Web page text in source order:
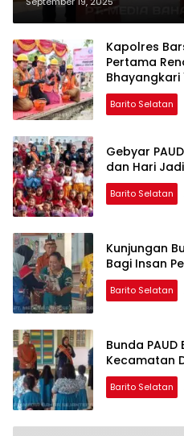
Kapolres
Pertama
Bhayangkari
Barito Selatan
Gebyar
dan Hari
Barito Selatan
Kunjungan
Bagi Insan
Barito Selatan
Bunda
Kecamatan
Barito Selatan